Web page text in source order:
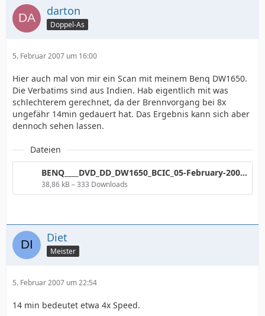
darton
Doppel-As
5. Februar 2007 um 16:00
Hier auch mal von mir ein Scan mit meinem Benq DW1650.
Die Verbatims sind aus Indien. Hab eigentlich mit was
schlechterem gerechnet, da der Brennvorgang bei 8x
ungefähr 14min gedauert hat. Das Ergebnis kann sich aber
dennoch sehen lassen.
Dateien
BENQ____DVD_DD_DW1650_BCIC_05-February-2007_15_52.png
38,86 kB – 333 Downloads
Diet
Meister
5. Februar 2007 um 22:54
14 min bedeutet etwa 4x Speed.